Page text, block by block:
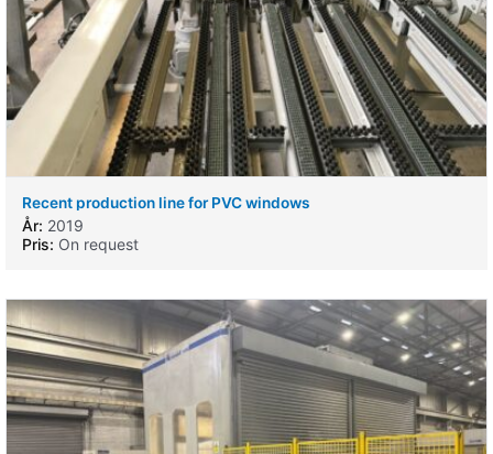
Recent production line for PVC windows
År: 2019
Pris: On request